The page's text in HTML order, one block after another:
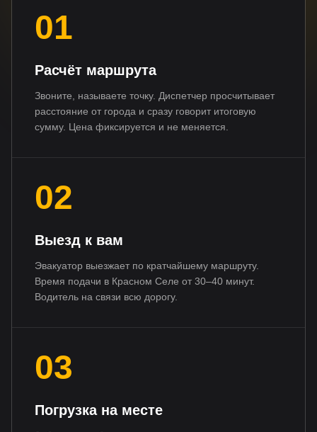
01
Расчёт маршрута
Звоните, называете точку. Диспетчер просчитывает
расстояние от города и сразу говорит итоговую
сумму. Цена фиксируется и не меняется.
02
Выезд к вам
Эвакуатор выезжает по кратчайшему маршруту.
Время подачи в Красном Селе от 30–40 минут.
Водитель на связи всю дорогу.
03
Погрузка на месте